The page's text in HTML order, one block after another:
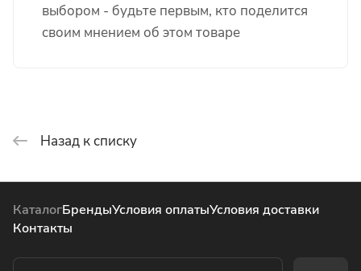
выбором - будьте первым, кто поделится
своим мнением об этом товаре
Назад к списку
КаталогБрендыУсловия оплатыУсловия доставки
Контакты